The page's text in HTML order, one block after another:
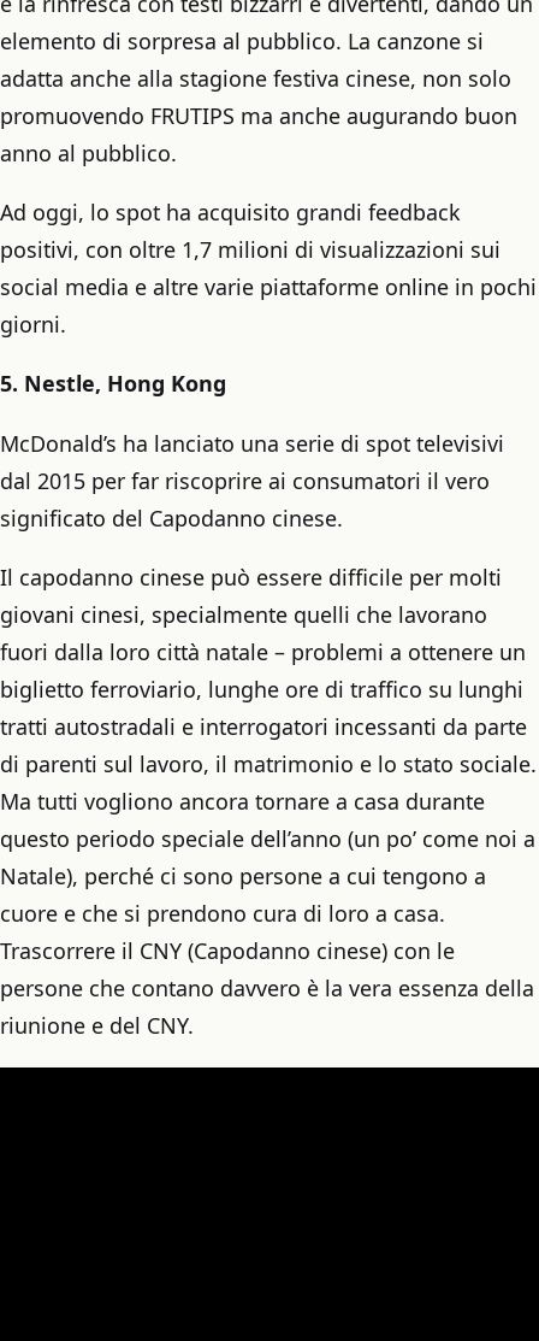
elemento di sorpresa al pubblico. La canzone si
adatta anche alla stagione festiva cinese, non solo
promuovendo FRUTIPS ma anche augurando buon
anno al pubblico.
Ad oggi, lo spot ha acquisito grandi feedback
positivi, con oltre 1,7 milioni di visualizzazioni sui
social media e altre varie piattaforme online in pochi
giorni.
5. Nestle, Hong Kong
McDonald’s ha lanciato una serie di spot televisivi
dal 2015 per far riscoprire ai consumatori il vero
significato del Capodanno cinese.
Il capodanno cinese può essere difficile per molti
giovani cinesi, specialmente quelli che lavorano
fuori dalla loro città natale – problemi a ottenere un
biglietto ferroviario, lunghe ore di traffico su lunghi
tratti autostradali e interrogatori incessanti da parte
di parenti sul lavoro, il matrimonio e lo stato sociale.
Ma tutti vogliono ancora tornare a casa durante
questo periodo speciale dell’anno (un po’ come noi a
Natale), perché ci sono persone a cui tengono a
cuore e che si prendono cura di loro a casa.
Trascorrere il CNY (Capodanno cinese) con le
persone che contano davvero è la vera essenza della
riunione e del CNY.